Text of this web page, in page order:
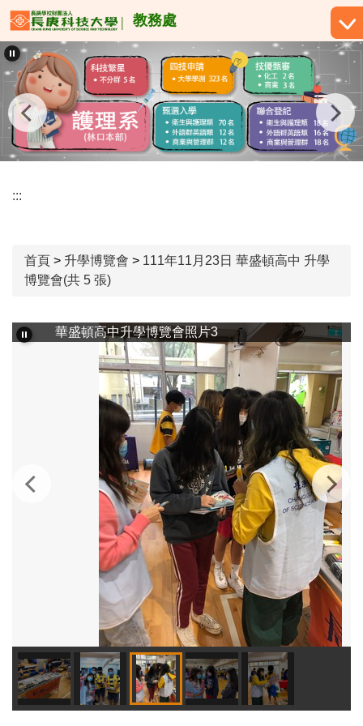
跳
到
主
要
內
容
區
教務處
:::
首頁 > 升學博覽會 > 111年11月23日 華盛頓高中 升學
博覽會(共 5 張)
華盛頓高中升學博覽會照片3